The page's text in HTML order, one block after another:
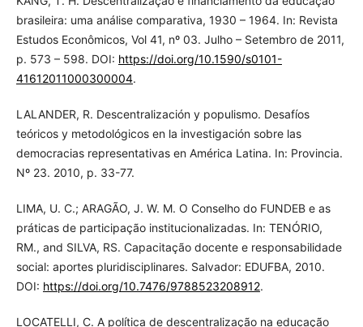
brasileira: uma análise comparativa, 1930 – 1964. In: Revista
Estudos Econômicos, Vol 41, nº 03. Julho – Setembro de 2011,
p. 573 – 598. DOI: https://doi.org/10.1590/s0101-
41612011000300004.
LALANDER, R. Descentralización y populismo. Desafíos
teóricos y metodológicos en la investigación sobre las
democracias representativas en América Latina. In: Provincia.
Nº 23. 2010, p. 33-77.
LIMA, U. C.; ARAGÃO, J. W. M. O Conselho do FUNDEB e as
práticas de participação institucionalizadas. In: TENÓRIO,
RM., and SILVA, RS. Capacitação docente e responsabilidade
social: aportes pluridisciplinares. Salvador: EDUFBA, 2010.
DOI: https://doi.org/10.7476/9788523208912.
LOCATELLI, C. A política de descentralização na educação